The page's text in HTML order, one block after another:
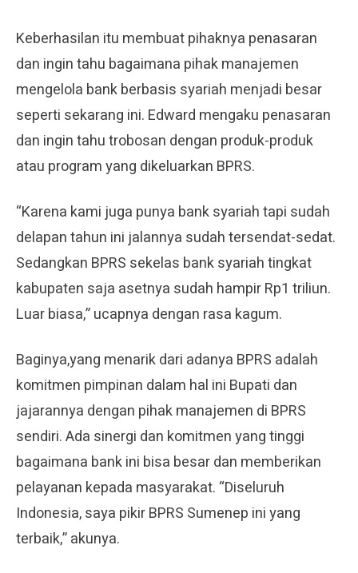
Keberhasilan itu membuat pihaknya penasaran
dan ingin tahu bagaimana pihak manajemen
mengelola bank berbasis syariah menjadi besar
seperti sekarang ini. Edward mengaku penasaran
dan ingin tahu trobosan dengan produk-produk
atau program yang dikeluarkan BPRS.
“Karena kami juga punya bank syariah tapi sudah
delapan tahun ini jalannya sudah tersendat-sedat.
Sedangkan BPRS sekelas bank syariah tingkat
kabupaten saja asetnya sudah hampir Rp1 triliun.
Luar biasa,” ucapnya dengan rasa kagum.
Baginya,yang menarik dari adanya BPRS adalah
komitmen pimpinan dalam hal ini Bupati dan
jajarannya dengan pihak manajemen di BPRS
sendiri. Ada sinergi dan komitmen yang tinggi
bagaimana bank ini bisa besar dan memberikan
pelayanan kepada masyarakat. “Diseluruh
Indonesia, saya pikir BPRS Sumenep ini yang
terbaik,” akunya.